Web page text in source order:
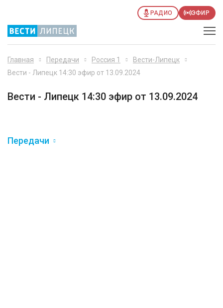
РАДИО ЭФИР
Главная Передачи Россия 1
Вести-Липецк
Вести - Липецк 14:30 эфир от 13.09.2024
Вести - Липецк 14:30 эфир от 13.09.2024
Передачи